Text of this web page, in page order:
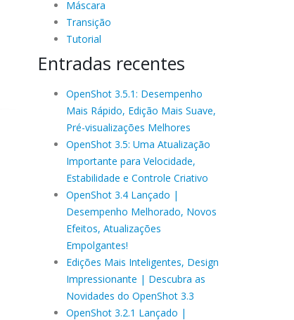
Máscara
Transição
Tutorial
Entradas recentes
OpenShot 3.5.1: Desempenho
Mais Rápido, Edição Mais Suave,
Pré-visualizações Melhores
OpenShot 3.5: Uma Atualização
Importante para Velocidade,
Estabilidade e Controle Criativo
OpenShot 3.4 Lançado |
Desempenho Melhorado, Novos
Efeitos, Atualizações
Empolgantes!
Edições Mais Inteligentes, Design
Impressionante | Descubra as
Novidades do OpenShot 3.3
OpenShot 3.2.1 Lançado |